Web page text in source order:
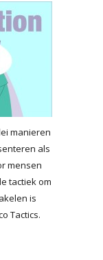
manieren
als
mensen
tactiek om
is
Tactics.